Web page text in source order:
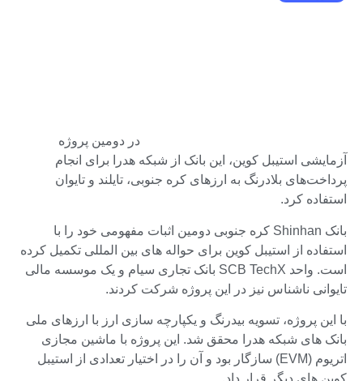
در دومین پروژه
آزمایشی استیبل کوین، این بانک از شبکه هدرا برای انجام
پرداخت‌های بلادرنگ به ارزهای کره جنوبی، تایلند و تایوان
استفاده کرد.
بانک Shinhan کره جنوبی دومین اثبات مفهومی خود را با
استفاده از استیبل کوین برای حواله های بین المللی تکمیل کرده
است. واحد SCB TechX بانک تجاری سیام و یک موسسه مالی
تایوانی ناشناس نیز در این پروژه شرکت کردند.
با این پروژه، تسویه بیدرنگ و یکپارچه سازی ارز با ارزهای ملی
بانک های شبکه هدرا محقق شد. این پروژه با ماشین مجازی
اتریوم (EVM) سازگار بود و آن را در اختیار تعدادی از استیبل